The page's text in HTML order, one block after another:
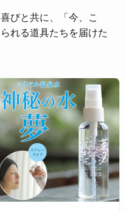
びと共に、「今、こ
れる道具たちを届けた